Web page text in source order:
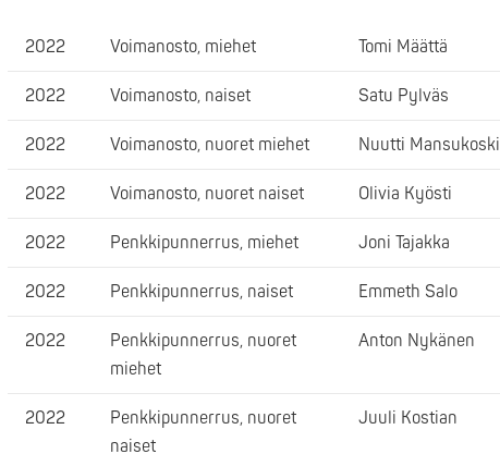
2022 Voimanosto, miehet Tomi Määttä
2022 Voimanosto, naiset Satu Pylväs
2022 Voimanosto, nuoret miehet Nuutti Mansukoski
2022 Voimanosto, nuoret naiset Olivia Kyösti
2022 Penkkipunnerrus, miehet Joni Tajakka
2022 Penkkipunnerrus, naiset Emmeth Salo
2022
Penkkipunnerrus, nuoret
miehet
Anton Nykänen
2022
Penkkipunnerrus, nuoret
naiset
Juuli Kostian